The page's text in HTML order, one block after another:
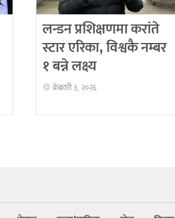
लन्डन प्रशिक्षणमा करांते
स्टार एरिका, विश्वकै नम्बर
१ बन्ने लक्ष्य
फ्रेब्रवरी ३, २०२६